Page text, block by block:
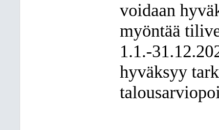
voidaan
myöntää
1.1.-
hyväksyy